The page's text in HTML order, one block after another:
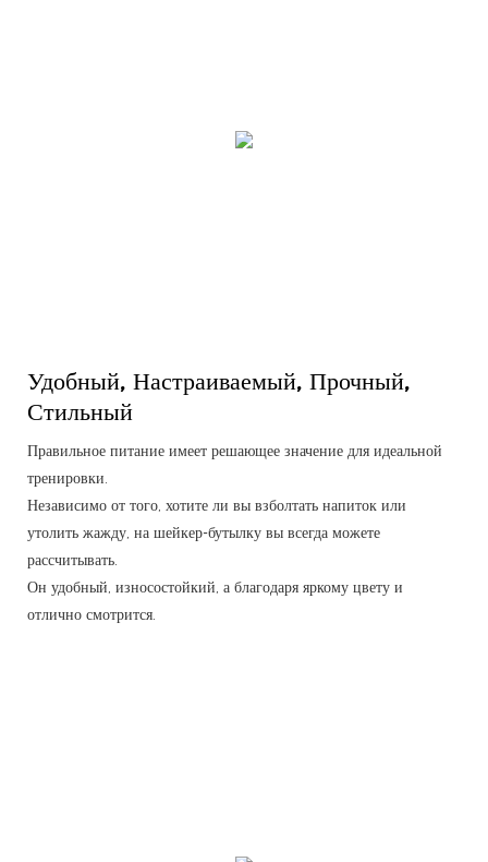
Удобный, Настраиваемый, Прочный,
Стильный
Правильное питание имеет решающее значение для идеальной
тренировки.
Независимо от того, хотите ли вы взболтать напиток или
утолить жажду, на шейкер-бутылку вы всегда можете
рассчитывать.
Он удобный, износостойкий, а благодаря яркому цвету и
отлично смотрится.